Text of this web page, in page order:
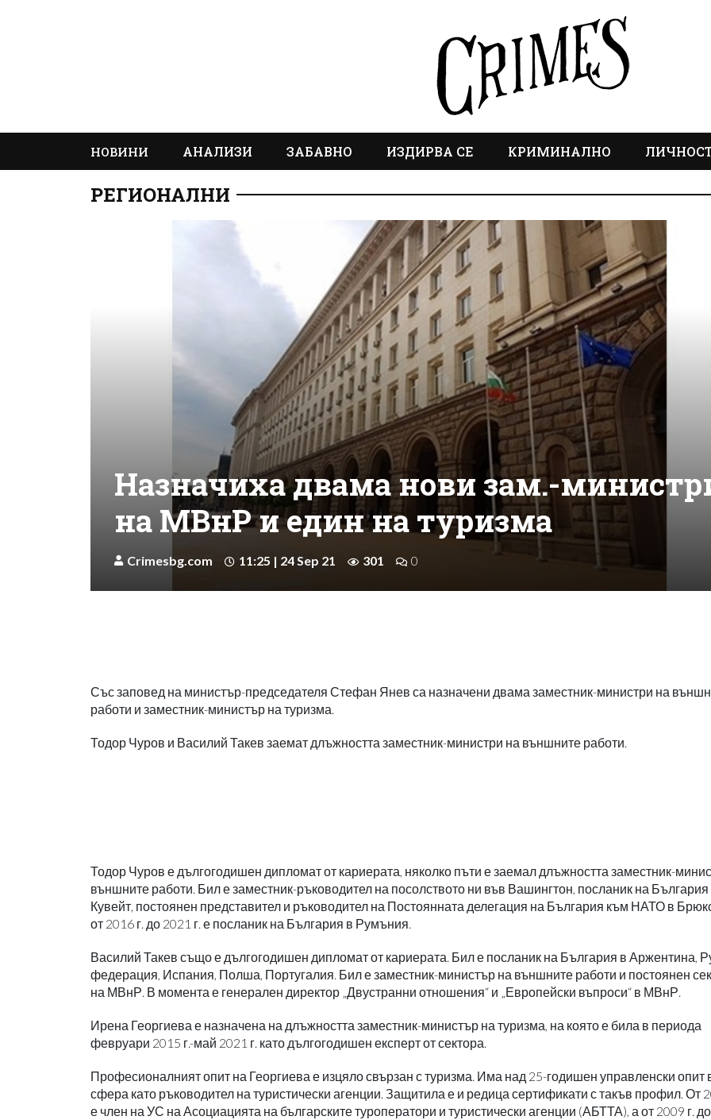
НОВИНИ АНАЛИЗИ ЗАБАВНО ИЗДИРВА СЕ КРИМИНАЛНО
РЕГИОНАЛНИ
Назначиха двама нови зам.-
на МВнР и един на туризма
Crimesbg.com 11:25 | 24 Sep 21 301 0
Със заповед на министър-председателя Стефан Янев са назначени двама заместник-министри на
работи и заместник-министър на туризма.
Тодор Чуров и Василий Такев заемат длъжността заместник-министри на външните работи.
Тодор Чуров е дългогодишен дипломат от кариерата, няколко пъти е заемал длъжността заместник-
външните работи. Бил е заместник-ръководител на посолството ни във Вашингтон, посланик на България
Кувейт, постоянен представител и ръководител на Постоянната делегация на България към НАТО в
от 2016 г. до 2021 г. е посланик на България в Румъния.
Василий Такев също е дългогодишен дипломат от кариерата. Бил е посланик на България в Аржентина,
федерация, Испания, Полша, Португалия. Бил е заместник-министър на външните работи и постоянен
на МВнР. В момента е генерален директор „Двустранни отношения“ и „Европейски въпроси“ в МВнР.
Ирена Георгиева е назначена на длъжността заместник-министър на туризма, на която е била в периода
февруари 2015 г.-май 2021 г. като дългогодишен експерт от сектора.
Професионалният опит на Георгиева е изцяло свързан с туризма. Има над 25-годишен управленски опит
сфера като ръководител на туристически агенции. Защитила е и редица сертификати с такъв профил. От
е член на УС на Асоциацията на българските туроператори и туристически агенции (АБТТА), а от 2009 г.